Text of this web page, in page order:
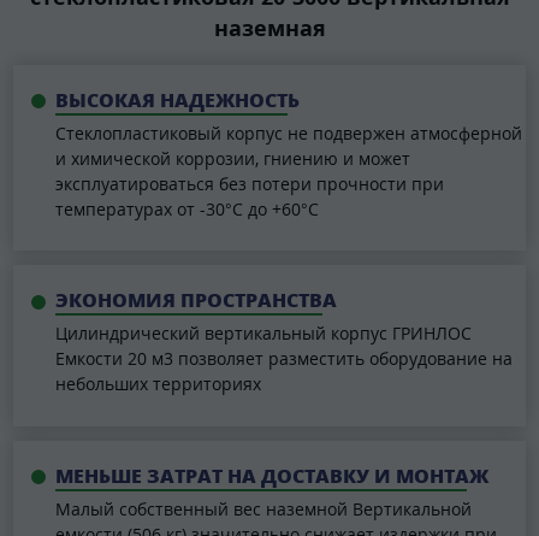
наземная
ВЫСОКАЯ НАДЕЖНОСТЬ
Стеклопластиковый корпус не подвержен атмосферной
и химической коррозии, гниению и может
эксплуатироваться без потери прочности при
температурах от -30°C до +60°C
ЭКОНОМИЯ ПРОСТРАНСТВА
Цилиндрический вертикальный корпус ГРИНЛОС
Емкости 20 м3 позволяет разместить оборудование на
небольших территориях
МЕНЬШЕ ЗАТРАТ НА ДОСТАВКУ И МОНТАЖ
Малый собственный вес наземной Вертикальной